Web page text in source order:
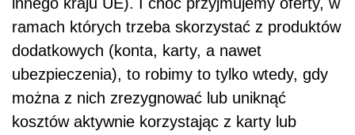
ramach których trzeba skorzystać z produktów
dodatkowych (konta, karty, a nawet
ubezpieczenia), to robimy to tylko wtedy, gdy
można z nich zrezygnować lub uniknąć
kosztów aktywnie korzystając z karty lub